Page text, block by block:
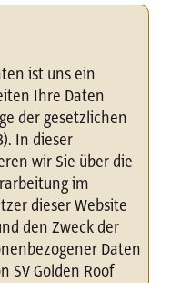
ist uns ein
Ihre Daten
der gesetzlichen
In dieser
wir Sie über die
im
dieser Website
den Zweck der
Daten
SV Golden Roof